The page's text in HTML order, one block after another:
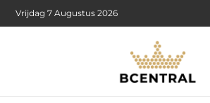
Vrijdag 7 Augustus 2026